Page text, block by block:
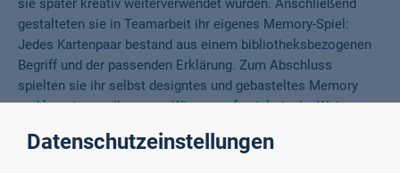
sie später kreativ weiterverwendet wurden. Anschließend
gestalteten sie in Teamarbeit ihr eigenes Memory-Spiel:
Jedes Kartenpaar bestand aus einem bibliotheksbezogenen
Begriff und der passenden Erklärung. Zum Abschluss
spielten sie ihr selbst designtes und gebasteltes Memory
und konnten so ihr neues Wissen auf spielerische Weise
Datenschutzeinstellungen